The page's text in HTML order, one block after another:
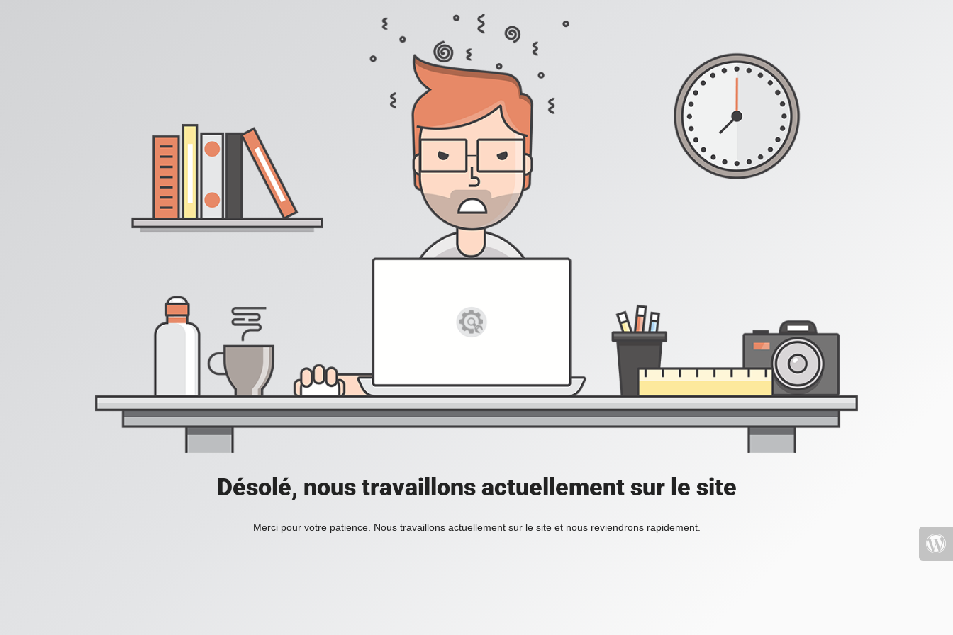
Désolé, nous travaillons actuellement sur le site
Merci pour votre patience. Nous travaillons actuellement sur le site et nous reviendrons rapidement.